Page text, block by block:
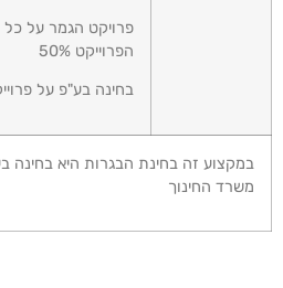
פרויקט הגמר על כל
הפרוייקט 50%
בחינה בע"פ על פרוייקט
במקצוע זה בחינת הבגרות היא בחינה בע"פ
משרד החינוך